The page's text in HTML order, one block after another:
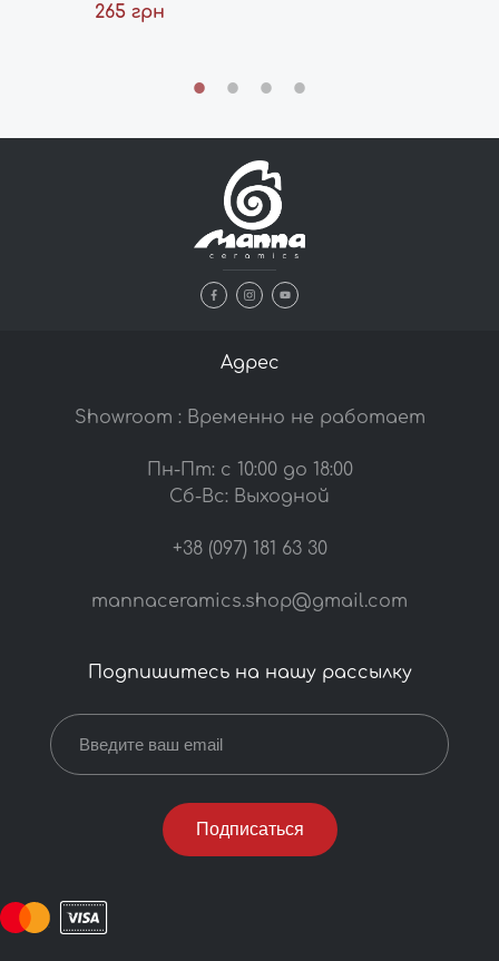
265 грн
Адрес
Showroom : Временно не работает
Пн-Пт: с 10:00 до 18:00
Сб-Вс: Выходной
+38 (097) 181 63 30
mannaceramics.shop@gmail.com
Подпишитесь на нашу рассылку